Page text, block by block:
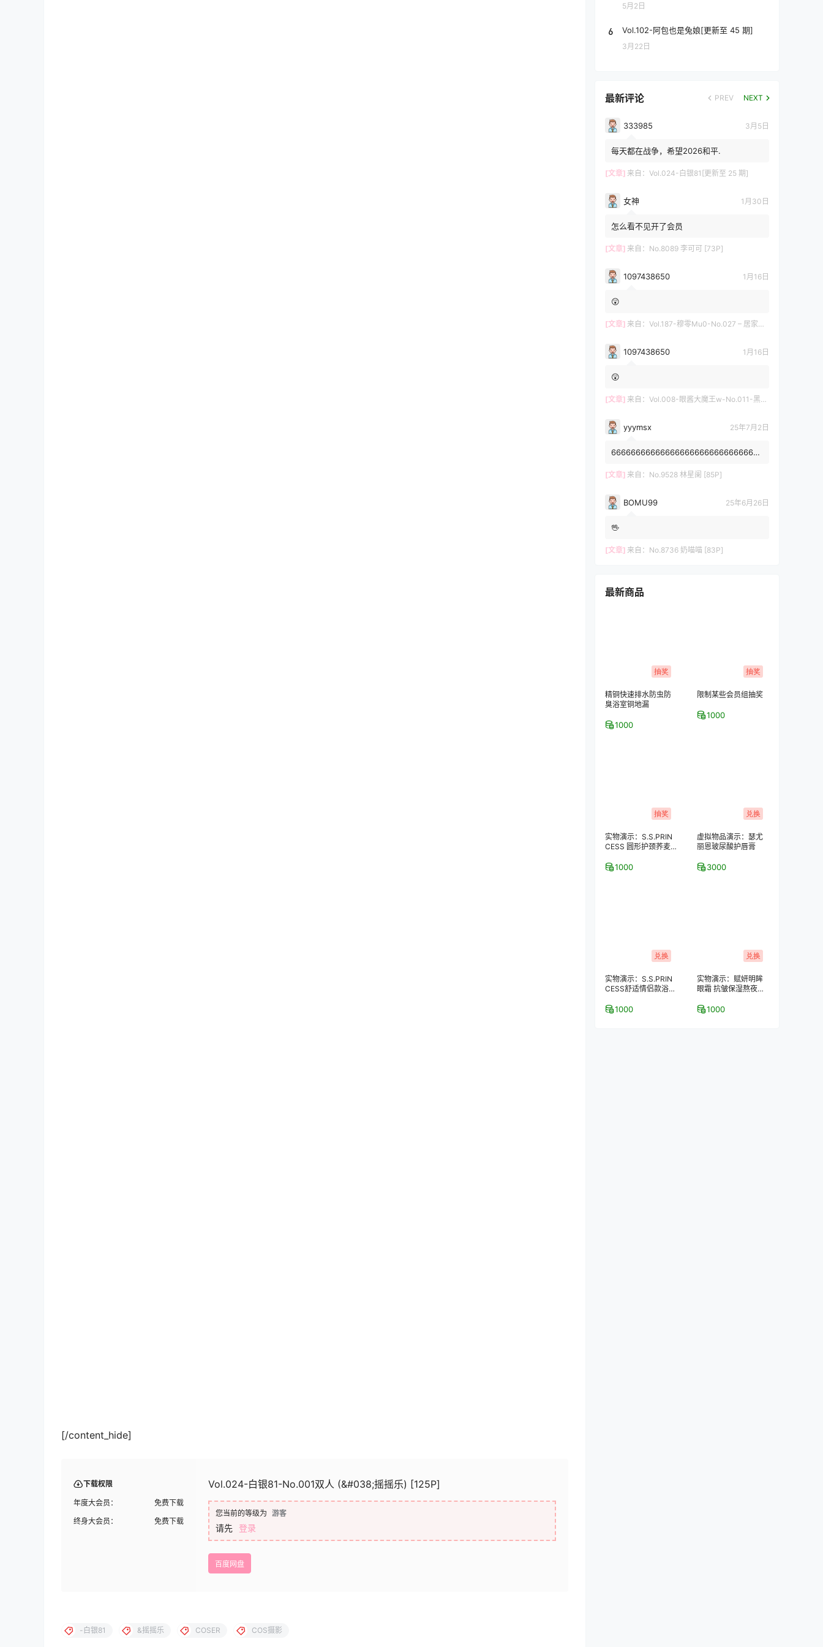
[/content_hide]
下载权限
年度大会员：
免费下载
终身大会员：
免费下载
Vol.024-白银81-No.001双人 (&#038;摇摇乐) [125P]
您当前的等级为 游客
请先 登录
百度网盘
-白银81 &摇摇乐 COSER COS摄影
5月2日
6 Vol.102-阿包也是兔娘[更新至 45 期]
3月22日
最新评论 PREV NEXT
333985 3月5日
每天都在战争，希望2026和平.
[文章] 来自： Vol.024-白银81[更新至 25 期]
女神 1月30日
怎么看不见开了会员
[文章] 来自： No.8089 李可可 [73P]
1097438650 1月16日
😲
[文章] 来自： Vol.187-穆零Mu0-No.027 – 居家自拍 [12P]
1097438650 1月16日
😲
[文章] 来自： Vol.008-眼酱大魔王w-No.011-黑护士 [20P]
yyymsx 25年7月2日
6666666666666666666666666666666
[文章] 来自： No.9528 林星阑 [85P]
BOMU99 25年6月26日
🖖
[文章] 来自： No.8736 奶喵喵 [83P]
最新商品
抽奖
精铜快速排水防虫防
臭浴室铜地漏
1000
抽奖
限制某些会员组抽奖
1000
抽奖
实物演示：S.S.PRIN
CESS 圆形护颈荞麦
1000
兑换
虚拟物品演示：瑟尤
丽恩玻尿酸护唇膏
3000
兑换
实物演示：S.S.PRIN
CESS舒适情侣款浴室
1000
兑换
实物演示：赋妍明眸
眼霜 抗皱保湿熬夜去
1000